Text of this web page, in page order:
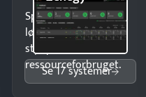
Spar tid på
lønberegning og få
styr på
ressourceforbruget.
Se 17 systemer